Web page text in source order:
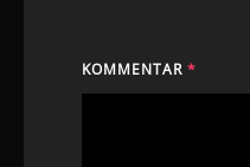
KOMMENTAR *